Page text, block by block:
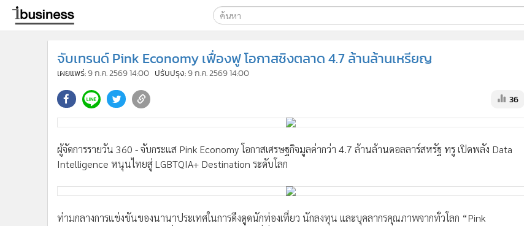
ค้นหา
Google
ค้นหาขั้นสูง
จับเทรนด์ Pink Economy เฟื่องฟู โอกาสชิงตลาด 4.7 ล้านล้านเหรียญ
เผยแพร่:9 ก.ค. 2569 14:00 ปรับปรุง:9 ก.ค. 2569 14:00
36
ผู้จัดการรายวัน 360 - จับกระแส Pink Economy โอกาสเศรษฐกิจมูลค่ากว่า 4.7 ล้านล้านดอลลาร์สหรัฐ ทรู เปิดพลัง Data
Intelligence หนุนไทยสู่ LGBTQIA+ Destination ระดับโลก
ท่ามกลางการแข่งขันของนานาประเทศในการดึงดูดนักท่องเที่ยว นักลงทุน และบุคลากรคุณภาพจากทั่วโลก “Pink